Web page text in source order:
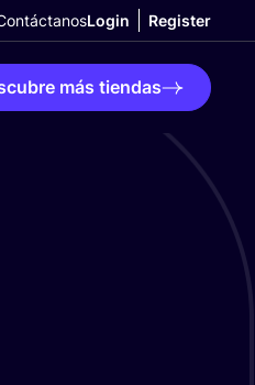
Login Register
más tiendas